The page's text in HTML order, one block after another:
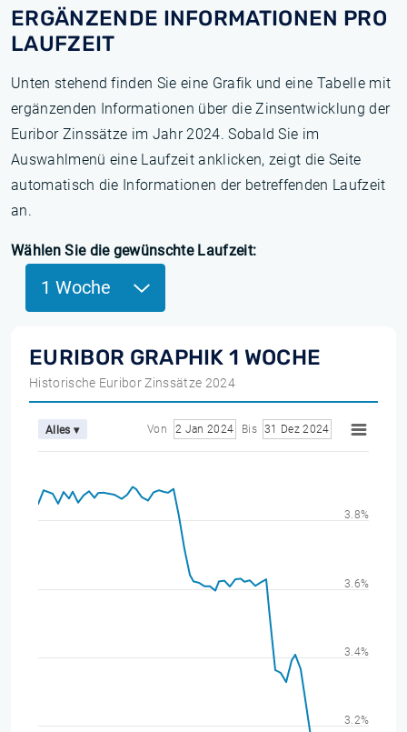
ERGÄNZENDE INFORMATIONEN PRO
LAUFZEIT
Unten stehend finden Sie eine Grafik und eine Tabelle mit
ergänzenden Informationen über die Zinsentwicklung der
Euribor Zinssätze im Jahr 2024. Sobald Sie im
Auswahlmenü eine Laufzeit anklicken, zeigt die Seite
automatisch die Informationen der betreffenden Laufzeit
an.
Wählen Sie die gewünschte Laufzeit:
1 Woche
EURIBOR GRAPHIK 1 WOCHE
Historische Euribor Zinssätze 2024
Alles ▾ Von 2 Jan 2024 Bis 31 Dez 2024
3.2%
3.4%
3.6%
3.8%